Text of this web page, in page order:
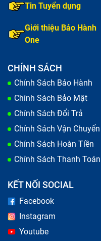
Tin Tuyển dụng
Giới thiệu Bảo Hành
One
CHÍNH SÁCH
Chính Sách Bảo Hành
Chính Sách Bảo Mật
Chính Sách Đổi Trả
Chính Sách Vận Chuyển
Chính Sách Hoàn Tiền
Chính Sách Thanh Toán
KẾT NỐI SOCIAL
Facebook
Instagram
Youtube